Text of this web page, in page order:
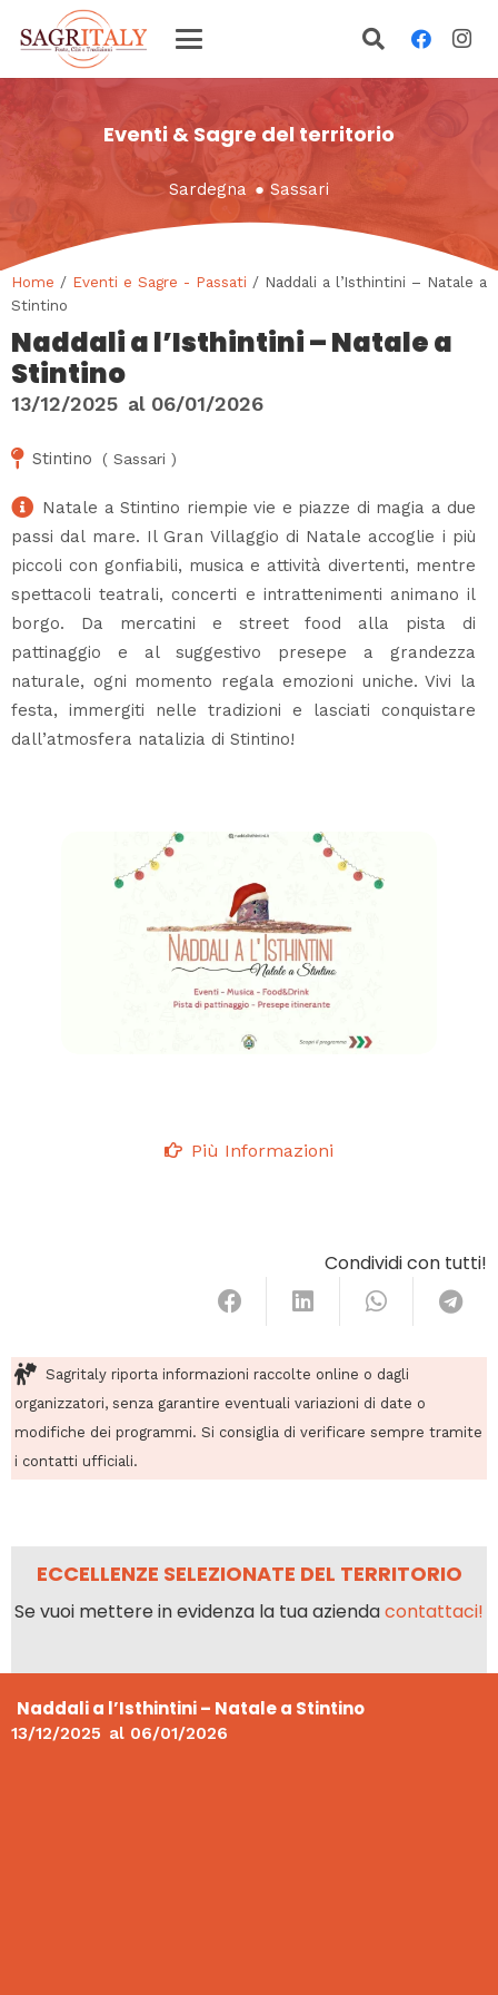
Eventi & Sagre del territorio
Sardegna ● Sassari
Home / Eventi e Sagre - Passati / Naddali a l’Isthintini – Natale a
Stintino
Naddali a l’Isthintini – Natale a
Stintino
13/12/2025 al 06/01/2026
Stintino ( Sassari )
Natale a Stintino riempie vie e piazze di magia a due
passi dal mare. Il Gran Villaggio di Natale accoglie i più
piccoli con gonfiabili, musica e attività divertenti, mentre
spettacoli teatrali, concerti e intrattenimenti animano il
borgo. Da mercatini e street food alla pista di
pattinaggio e al suggestivo presepe a grandezza
naturale, ogni momento regala emozioni uniche. Vivi la
festa, immergiti nelle tradizioni e lasciati conquistare
dall’atmosfera natalizia di Stintino!
Più Informazioni
Condividi con tutti!
Sagritaly riporta informazioni raccolte online o dagli
organizzatori, senza garantire eventuali variazioni di date o
modifiche dei programmi. Si consiglia di verificare sempre tramite
i contatti ufficiali.
ECCELLENZE SELEZIONATE DEL TERRITORIO
Se vuoi mettere in evidenza la tua aziendacontattaci!
Naddali a l’Isthintini – Natale a Stintino
13/12/2025 al 06/01/2026